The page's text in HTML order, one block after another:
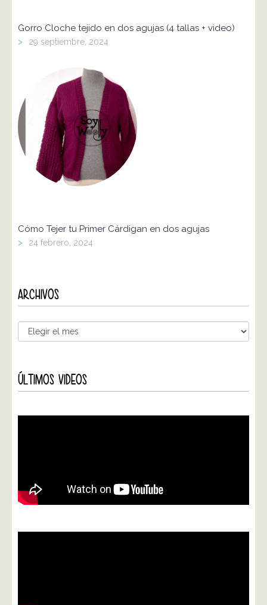
Gorro Cloche tejido en dos agujas (4 tallas + video)
> 29 septiembre, 2024
Cómo Tejer tu Primer Cárdigan en dos agujas
> 24 febrero, 2024
ARCHIVOS
ÚLTIMOS VIDEOS